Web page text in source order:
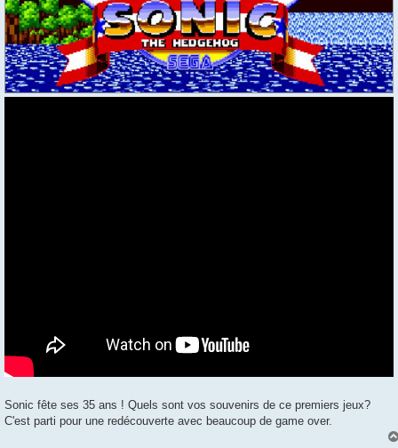
Sonic fête ses 35 ans ! Quels sont vos souvenirs de ce premiers jeux?
C'est parti pour une redécouverte avec beaucoup de game over.